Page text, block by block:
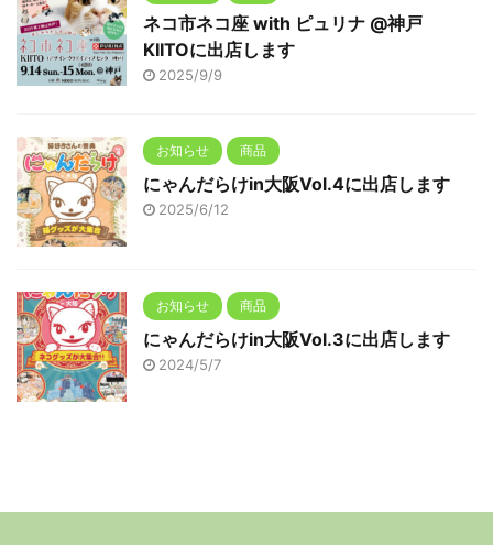
ネコ市ネコ座 with ピュリナ @神戸
KIITOに出店します
2025/9/9
お知らせ 商品
にゃんだらけin大阪Vol.4に出店します
2025/6/12
お知らせ 商品
にゃんだらけin大阪Vol.3に出店します
2024/5/7